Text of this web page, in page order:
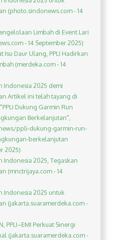
(photo.sindonews.com - 14
Limbah di Event Lari
- 14 September 2025)
Isu Daur Ulang, PPLI Hadirkan
(merdeka.com - 14
Indonesia 2025 demi
Artikel ini telah tayang di
Dukung Garmin Run
Berkelanjutan",
ppli-dukung-garmin-run-
berkelanjutan
2025)
Indonesia 2025, Tegaskan
(mnctrijaya.com - 14
Indonesia 2025 untuk
(jakarta.suaramerdeka.com -
PPLI–EMI Perkuat Sinergi
(jakarta.suaramerdeka.com -